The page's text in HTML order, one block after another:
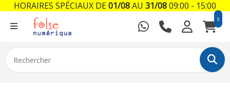
0
HORAIRES SPÉCIAUX DE01/08AU 31/0809:00 - 15:00